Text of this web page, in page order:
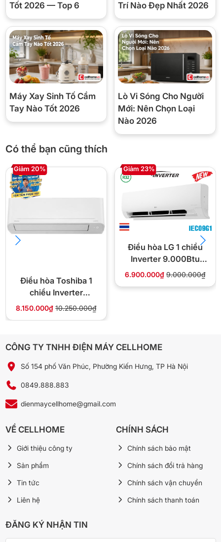
*Hình ảnh chỉ mang tính chất minh họa
Sở hữu thiết kế sang trọng phù hợp với phòng
diện tích dưới 15m2
Dàn lạnh máy lạnh Multi LG Inverter AMNQ09GSJB0 sở hữu thiết
kế đơn giản với tông màu trắng truyền thống nhưng không kém
phần sang trọng.Máy có công suất 1 HPphù hợp với không gian
dưới 15m2như phòng khách, phòng ngủ,…
Nhìn chung, dàn lạnh Multi LG Inverter 1 HP AMNQ09GSJB0 vận
hành êm ái, tích hợp Wi-Fi tiện lợi và làm mát hiệu quả cho không
gian nhỏ.
🛒 Xem thêm Máy lạnh tại Cellhome:
Máy lạnh Casper Inverter 1 HP GC-09IB36
Máy lạnh LG Inverter 1.5 HP IPC12M1
Máy lạnh LG Inverter 1.5 HP IDC12M1
→ Xem tất cả Máy lạnh chính hãng tại Cellhome
Tốt 2026 — Top 6
Trí Nào Đẹp Nhất 2026
Máy Xay Sinh Tố Cầm
Tay Nào Tốt 2026
Lò Vi Sóng Cho Người
Mới: Nên Chọn Loại
Nào 2026
Có thể bạn cũng thích
Giảm 20%
Điều hòa Toshiba 1
chiều Inverter
9.000Btu RAS-
8.150.000₫ 10.250.000₫
Giảm 23%
Điều hòa LG 1 chiều
Inverter 9.000Btu
IEC09G1
6.900.000₫ 9.000.000₫
CÔNG TY TNHH ĐIỆN MÁY CELLHOME
Số 154 phố Văn Phúc, Phường Kiến Hưng, TP Hà Nội
0849.888.883
dienmaycellhome@gmail.com
VỀ CELLHOME
Giới thiệu công ty
Sản phẩm
Tin tức
Liên hệ
CHÍNH SÁCH
Chính sách bảo mật
Chính sách đổi trả hàng
Chính sách vận chuyển
Chính sách thanh toán
ĐĂNG KÝ NHẬN TIN